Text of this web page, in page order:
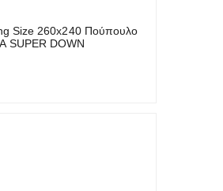
Size 260x240 Πούπουλο
SUPER DOWN
Cookies 1